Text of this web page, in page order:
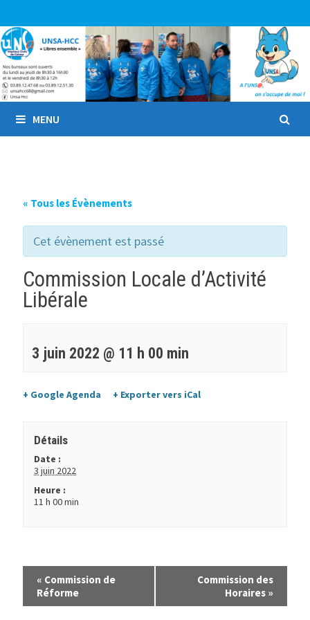
au
contenu
MENU
« Tous les Évènements
Cet évènement est passé
Commission Locale d’Activité
Libérale
3 juin 2022 @ 11 h 00 min
+ Google Agenda + Exporter vers iCal
Détails
Date :
3 juin 2022
Heure :
11 h 00 min
« Commission de
Réforme
Commission des
Horaires »